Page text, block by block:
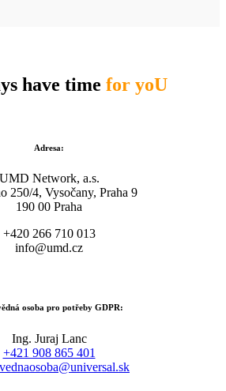
have time for yoU
Adresa:
UMD Network, a.s.
250/4, Vysočany, Praha 9
190 00 Praha
+420 266 710 013
info@umd.cz
osoba pro potřeby GDPR:
Ing. Juraj Lanc
+421 908 865 401